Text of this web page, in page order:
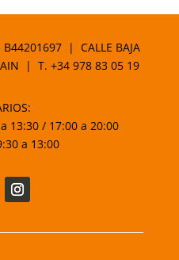
| CALLE BAJA
| T.+34 978 83 05 19
13:30 / 17:00 a 20:00
a 13:00